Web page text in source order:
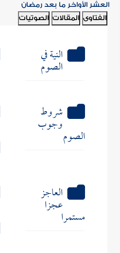
العشر الأواخر ما بعد رمضان
الفتاوى المقالات الصوتيات
النية في
الصوم
شروط
وجوب
الصوم
العاجز
عجزا
مستمرا